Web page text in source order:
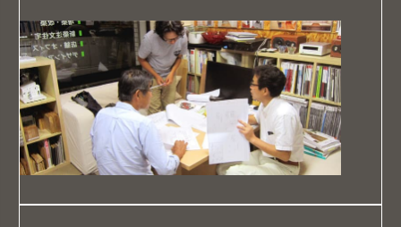
What Is a Virtual Info Room? | 株式会社K-建物
dlvr.it
ホーム > お知らせ > What Is a Virtual Info Room? What Is
a Virtual Info Room? 2022.08.24 Virtual Data Rooms
(VDRs) are tools that allow you to talk about and
manage data with exterior parties. ...